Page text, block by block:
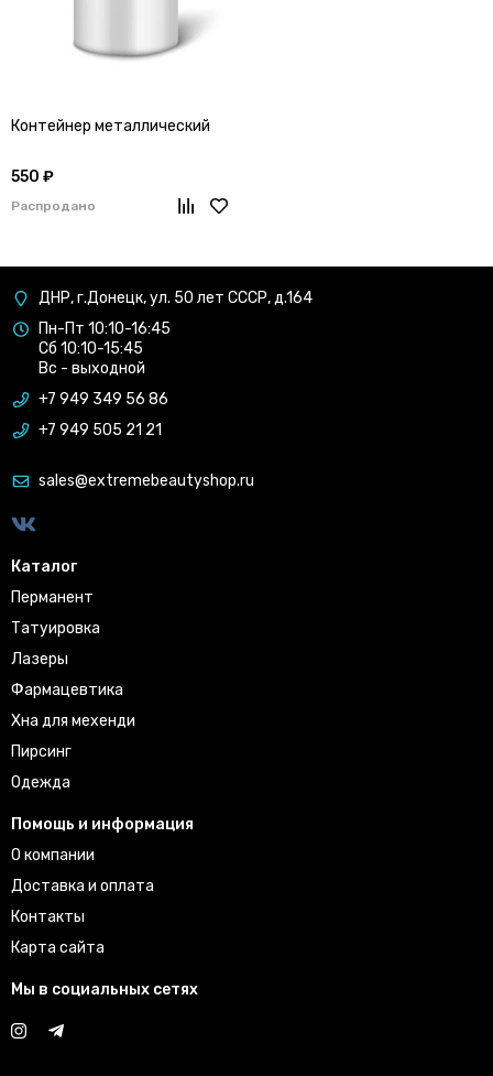
Контейнер металлический
550 ₽
Распродано
ДНР, г.Донецк, ул. 50 лет СССР, д.164
Пн-Пт 10:10-16:45
Сб 10:10-15:45
Вс - выходной
+7 949 349 56 86
+7 949 505 21 21
sales@extremebeautyshop.ru
Каталог
Перманент
Татуировка
Лазеры
Фармацевтика
Хна для мехенди
Пирсинг
Одежда
Помощь и информация
О компании
Доставка и оплата
Контакты
Карта сайта
Мы в социальных сетях